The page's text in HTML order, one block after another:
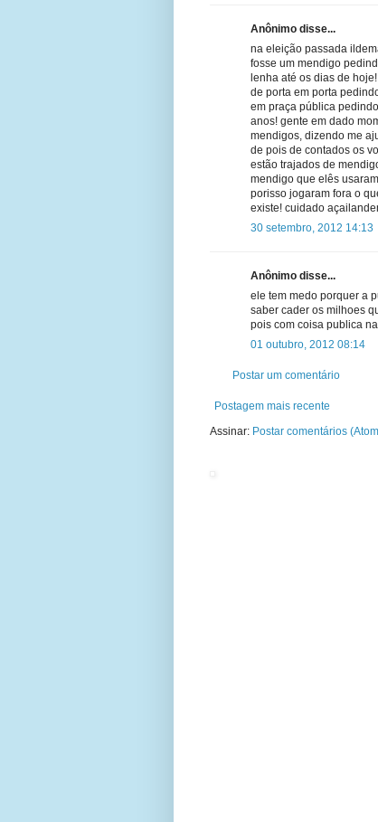
Anônimo disse...
na eleição passada
fosse um mendigo
lenha até os dias de
de porta em porta
em praça pública
anos! gente em dado
mendigos, dizendo me
de pois de contados os
estão trajados de
mendigo que elês
porisso jogaram fora o
existe! cuidado
30 setembro, 2012 14:13
Anônimo disse...
ele tem medo porquer a
saber cader os milhoes
pois com coisa publica
01 outubro, 2012 08:14
Postar um comentário
Postagem mais recente
Assinar: Postar comentários